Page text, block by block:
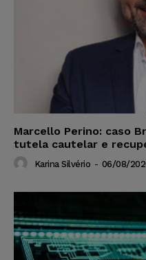
Marcello Perino: caso
tutela cautelar e
Karina Silvério - 06/08/